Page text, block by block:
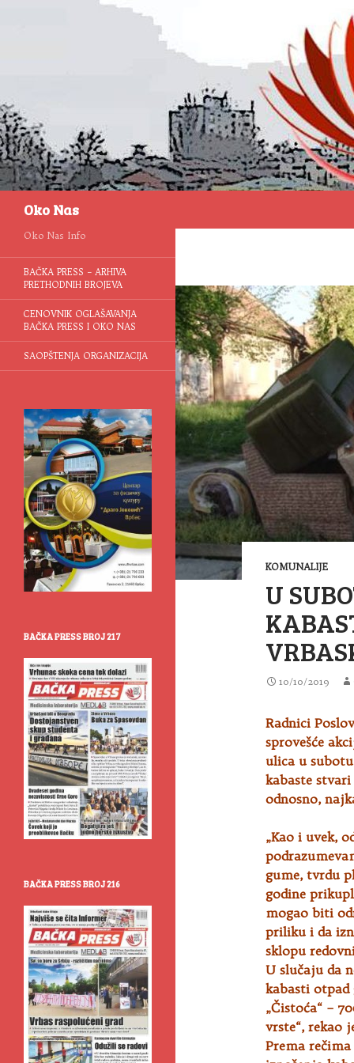
Oko Nas
KOMUNALIJE
U
10/10/2019
Radnici
sprovešće
ulica u subotu
kabaste
odnosno,
„Kao i uvek,
gume, tvrdu
godine
mogao biti
priliku i da
sklopu
U slučaju da
kabasti otpad
„Čistoća“ –
vrste“, rekao
Prema
Oko Nas Info
BAČKA PRESS – ARHIVA
PRETHODNIH BROJEVA
CENOVNIK OGLAŠAVANJA
BAČKA PRESS I OKO NAS
SAOPŠTENJA ORGANIZACIJA
BAČKA PRESS BROJ 217
BAČKA PRESS BROJ 216